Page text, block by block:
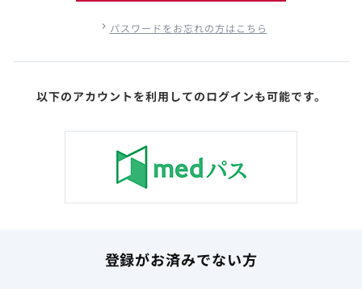
パスワードをお忘れの方はこちら
以下のアカウントを利用してのログインも可能です。
登録がお済みでない方